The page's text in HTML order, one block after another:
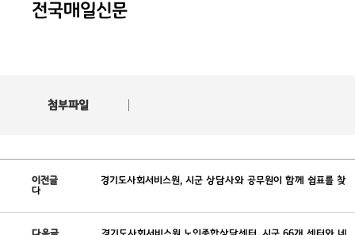
전국매일신문
첨부파일
이전글
경기도사회서비스원, 시군 상담사와 공무원이 함께 쉼표를 찾
다